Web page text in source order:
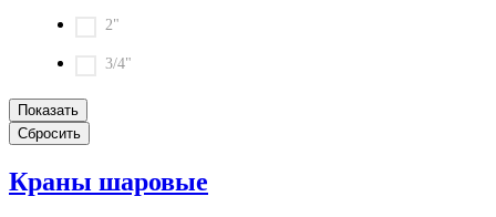
2"
3/4"
Краны шаровые